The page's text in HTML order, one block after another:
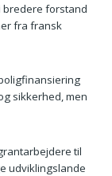
bredere forstand
fra fransk
sikkerhed, men
til
udviklingslande